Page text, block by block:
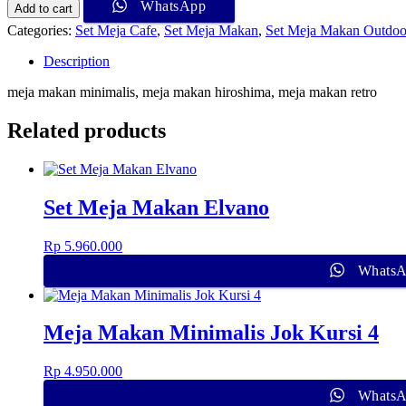
Add to cart
WhatsApp
Categories: Set Meja Cafe, Set Meja Makan, Set Meja Makan
Description
meja makan minimalis, meja makan hiroshima, meja makan retro
Related products
Set Meja Makan Elvano
Rp 5.960.000
Meja Makan Minimalis Jok Kursi 4
Rp 4.950.000